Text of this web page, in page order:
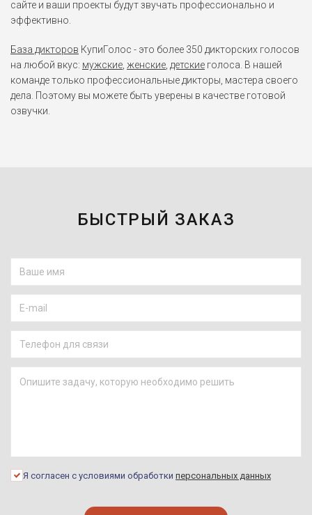
сайте и ваши проекты будут звучать профессионально и
эффективно.
База дикторов КупиГолос - это более 350 дикторских голосов
на любой вкус: мужские женские детские голоса. В нашей
команде только профессиональные дикторы, мастера своего
дела. Поэтому вы можете быть уверены в качестве готовой
озвучки.
БЫСТРЫЙ ЗАКАЗ
Я согласен с условиями обработки персональных данных